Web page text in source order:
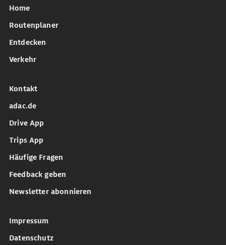
Home
Routenplaner
Entdecken
Verkehr
Kontakt
adac.de
Drive App
Trips App
Häufige Fragen
Feedback geben
Newsletter abonnieren
Impressum
Datenschutz